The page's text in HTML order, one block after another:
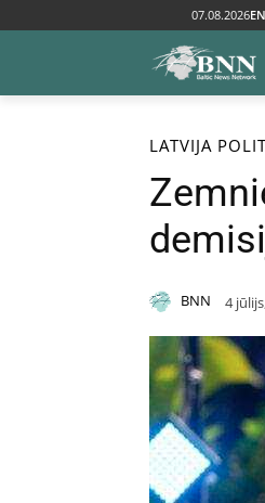
07.08.2026EN
Sākums Baltija
LATVIJA
BNN 4